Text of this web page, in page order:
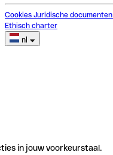
Cookies Juridische documenten
Ethisch charter
nl
in jouw voorkeurstaal.